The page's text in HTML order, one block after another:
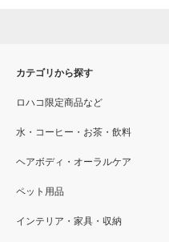
カテゴリから探す
ロハコ限定商品など
水・コーヒー・お茶・飲料
ヘアボディ・オーラルケア
ペット用品
インテリア・家具・収納